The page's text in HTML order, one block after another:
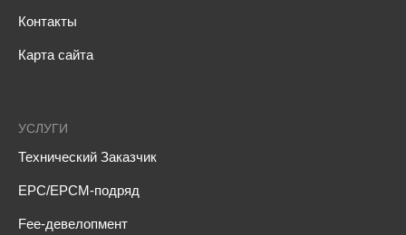
Контакты
Карта сайта
УСЛУГИ
Технический Заказчик
EPC/EPCM-подряд
Fee-девелопмент